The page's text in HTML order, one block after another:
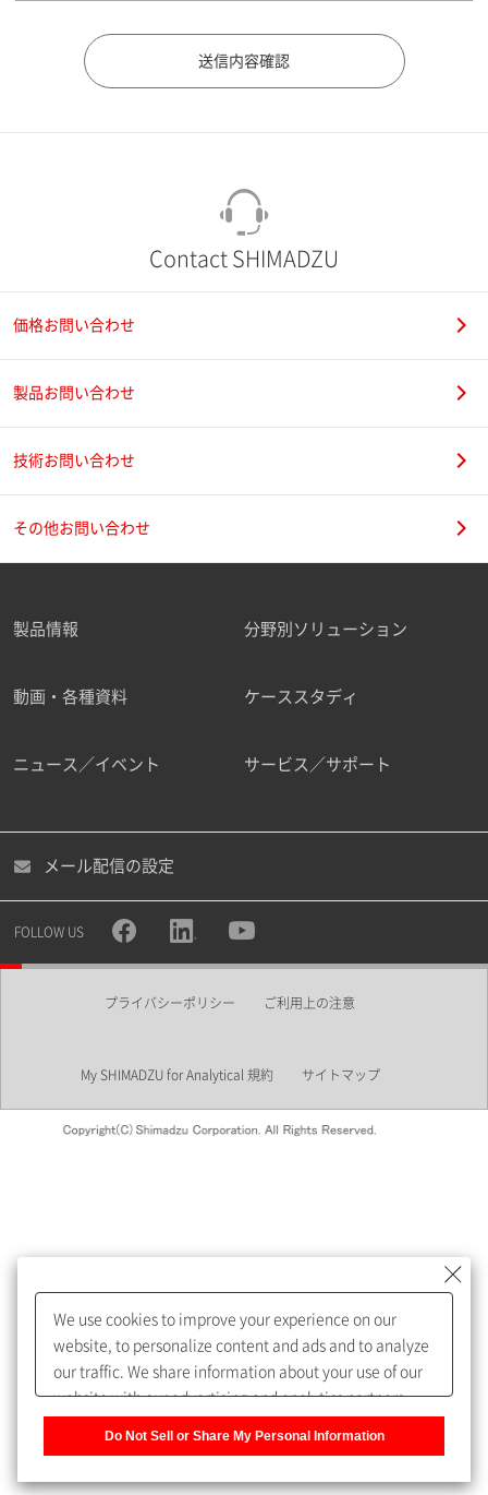
ご勤務先
職種
所属部署
めします。
My SHIMADZU for Analyticalへ登録いただくと、技術情報や
取扱説明書・Webinarなどの閲覧ができます。
うになります。
Contact SHIMADZU
価格お問い合わせ
製品お問い合わせ
技術お問い合わせ
その他お問い合わせ
製品情報 分野別ソリューション
動画・各種資料 ケーススタディ
ニュース／イベント サービス／サポート
メール配信の設定
FOLLOW US
プライバシーポリシー ご利用上の注意
My SHIMADZU for Analytical 規約 サイトマップ
We use cookies to improve your experience on our
website, to personalize content and ads and to analyze
our traffic. We share information about your use of our
website with our advertising and analytics partners,
Do Not Sell or Share My Personal Information